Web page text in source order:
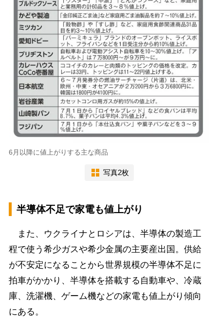
6月以降に値上がりする主な商品
写真2枚
半導体不足で家電も値上がり
また、ウクライナとロシアは、半導体の製造工
程で使う希少ガスや希少金属の主要産出国。供給
が不安定になることから世界規模の半導体不足に
拍車がかかり、半導体を搭載する自動車や、冷蔵
庫、洗濯機、ゲーム機などの家電も値上がり傾向
にある。